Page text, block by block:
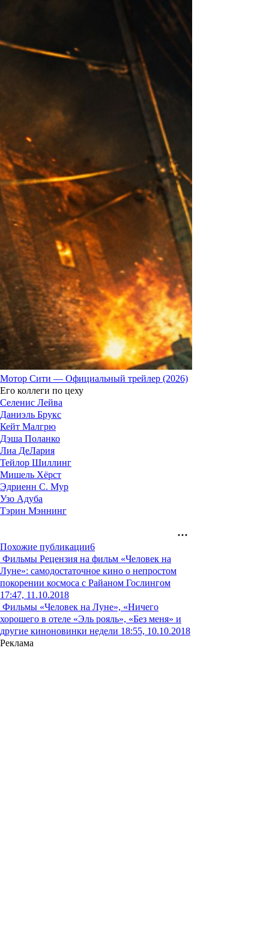
Мотор Сити — Официальный трейлер (2026)
Его коллеги по цеху
Селенис Лейва
Даниэль Брукс
Кейт Малгрю
Дэша Поланко
Лиа ДеЛария
Тейлор Шиллинг
Мишель Хёрст
Эдриенн С. Мур
Узо Адуба
Тэрин Мэннинг
Похожие публикации6
Фильмы Рецензия на фильм «Человек на
Луне»: самодостаточное кино о непростом
покорении космоса с Райаном Гослингом
17:47, 11.10.2018
Фильмы «Человек на Луне», «Ничего
хорошего в отеле «Эль рояль», «Без меня» и
другие киноновинки недели 18:55, 10.10.2018
Реклама